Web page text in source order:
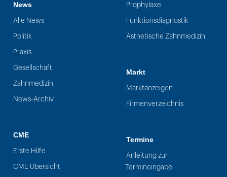
News
Alle News
Politik
Praxis
Gesellschaft
Zahnmedizin
News-Archiv
CME
Erste Hilfe
CME Übersicht
Prophylaxe
Funktionsdiagnostik
Ästhetische Zahnmedizin
Markt
Marktanzeigen
Firmenverzeichnis
Termine
Anleitung zur
Termineingabe